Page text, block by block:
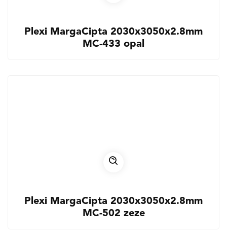
Plexi MargaCipta 2030x3050x2.8mm
MC-433 opal
Plexi MargaCipta 2030x3050x2.8mm
MC-502 zeze